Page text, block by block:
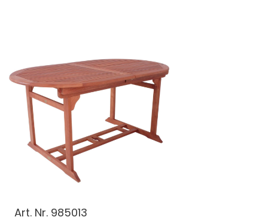
Art. Nr. 985013